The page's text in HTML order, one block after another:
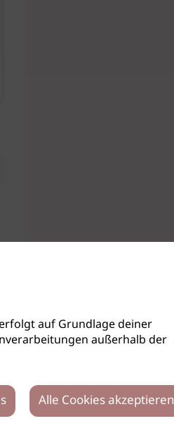
auf Grundlage deiner
außerhalb der
Alle Cookies akzeptieren